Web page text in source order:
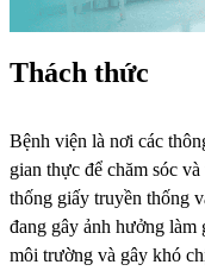
Thách thức
Bệnh viện là nơi các
gian thực để chăm sóc
thống giấy truyền thống
đang gây ảnh hưởng làm
môi trường và gây khó